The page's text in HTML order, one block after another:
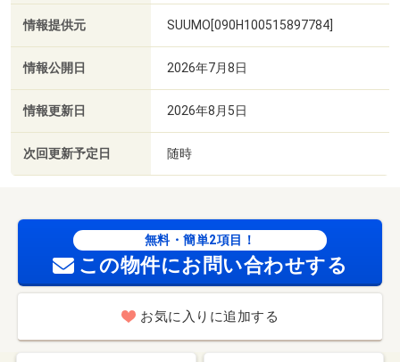
情報提供元 SUUMO[090H100515897784]
情報公開日 2026年7月8日
情報更新日 2026年8月5日
次回更新予定日 随時
無料・簡単2項目！
この物件にお問い合わせする
お気に入りに追加する